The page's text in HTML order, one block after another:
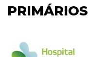
PRIMÁRIOS